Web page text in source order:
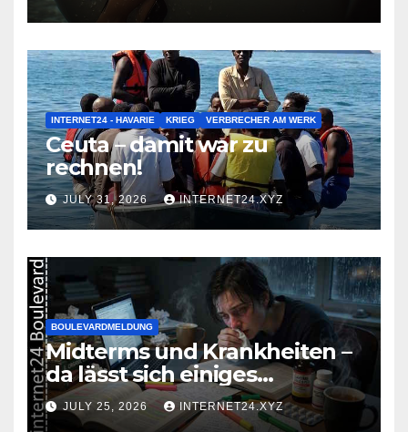
INTERNET24 - HAVARIE KRIEG VERBRECHER AM WERK
Ceuta – damit war zu
rechnen!
JULY 31, 2026 INTERNET24.XYZ
BOULEVARDMELDUNG
Midterms und Krankheiten –
da lässt sich einiges
zusammenbrauen!
JULY 25, 2026 INTERNET24.XYZ